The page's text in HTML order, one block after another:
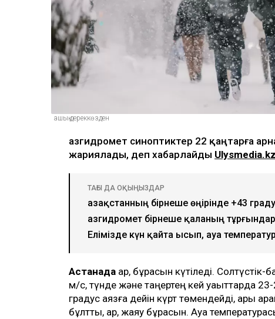
ашық дереккөзден
Қазгидромет синоптиктер 22 қаңтарға
жариялады, деп хабарлайды
ТАҒЫ ДА ОҚЫҢЫЗДАР
Қазақстанның бірнеше өңірінде +43
Қазгидромет бірнеше қаланың
Елімізде күн қайта ысып, ауа
Астанада қар, бұрқасын күтіледі.
м/с, түнде және таңертең кей уақыттарда
градус аязға дейін күрт төмендейді, ары
бұлтты, қар, жаяу бұрқасын. Ауа